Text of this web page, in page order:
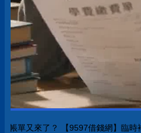
帳單又來了？ 【9597借錢網】臨時